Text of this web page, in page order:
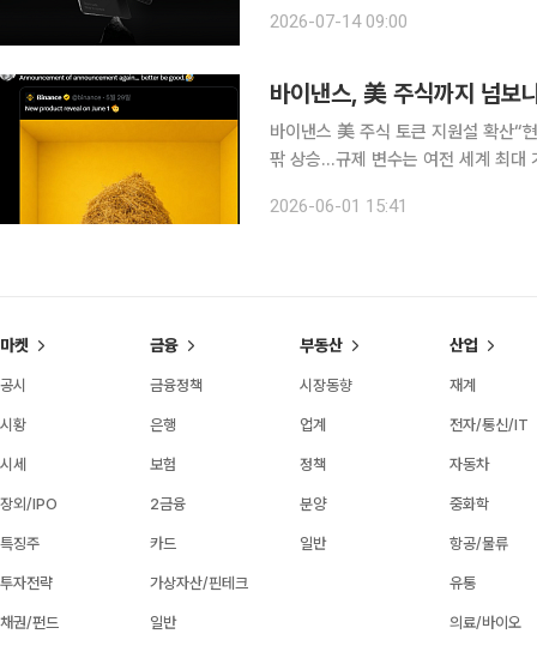
2026-07-14 09:00
바이낸스, 美 주식까지 넘보
바이낸스 美 주식 토큰 지원설 확산“
팎 상승…규제 변수는 여전 세계 최대 가상자산 거래소 바이낸스가 미국 주식 연계 상품을 확대할 수
현물을 직접 지원하는 것이 아니라,
2026-06-01 15:41
마켓
공시
시황
시세
장외/IPO
특징주
투자전략
채권/펀드
금융
금융정책
은행
보험
2금융
카드
가상자산/핀테크
일반
부동산
시장동향
업계
정책
분양
일반
산업
재계
전자/통신/IT
자동차
중화학
항공/물류
유통
의료/바이오